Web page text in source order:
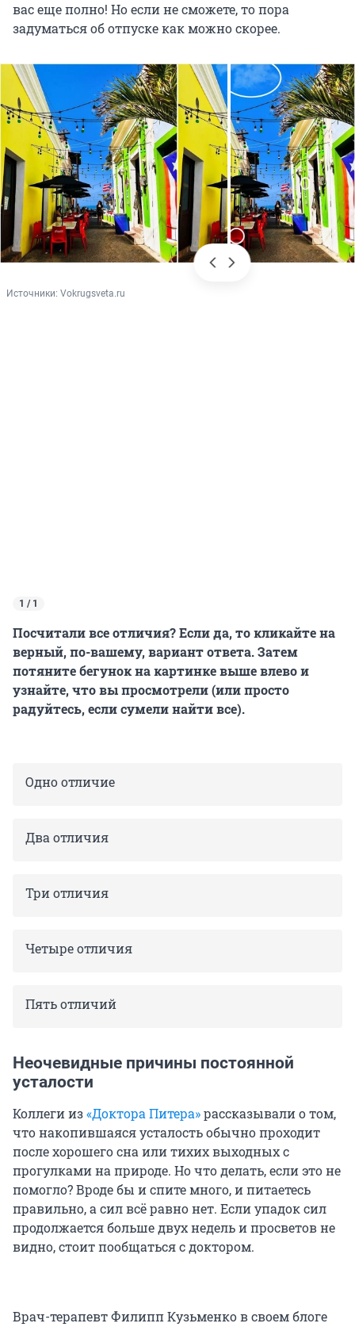
вас еще полно! Но если не сможете, то пора
задуматься об отпуске как можно скорее.
Источники: Vokrugsveta.ru
1 / 1
Посчитали все отличия? Если да, то кликайте на
верный, по-вашему, вариант ответа. Затем
потяните бегунок на картинке выше влево и
узнайте, что вы просмотрели (или просто
радуйтесь, если сумели найти все).
Одно отличие
Два отличия
Три отличия
Четыре отличия
Пять отличий
Неочевидные причины постоянной
усталости
Коллеги из«Доктора Питера»рассказывали о том,
что накопившаяся усталость обычно проходит
после хорошего сна или тихих выходных с
прогулками на природе. Но что делать, если это не
помогло? Вроде бы и спите много, и питаетесь
правильно, а сил всё равно нет. Если упадок сил
продолжается больше двух недель и просветов не
видно, стоит пообщаться с доктором.
Врач-терапевт Филипп Кузьменко в своем блоге